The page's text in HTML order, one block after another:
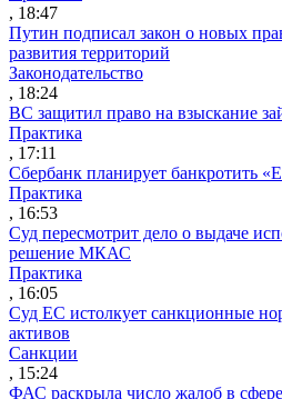
, 18:47
Путин подписал закон о новых
развития территорий
Законодательство
, 18:24
ВС защитил право на взыскание
Практика
, 17:11
Сбербанк планирует банкротить
Практика
, 16:53
Суд пересмотрит дело о выдаче
решение МКАС
Практика
, 16:05
Суд ЕС истолкует санкционные
активов
Санкции
, 15:24
ФАС раскрыла число жалоб в